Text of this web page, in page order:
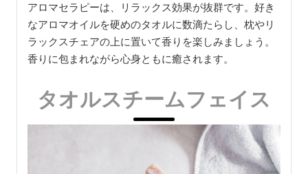
アロマセラピーは、リラックス効果が抜群です。好き
なアロマオイルを硬めのタオルに数滴たらし、枕やリ
ラックスチェアの上に置いて香りを楽しみましょう。
香りに包まれながら心身ともに癒されます。
タオルスチームフェイス